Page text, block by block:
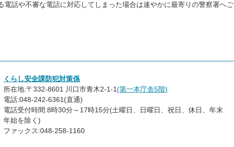
電話や不審な電話に対応してしまった場合は速やかに最寄りの警察署へご
くらし安全課防犯対策係
所在地:〒332-8601 川口市青木2-1-1(第一本庁舎5階)
電話:048-242-6361(直通)
電話受付時間:8時30分～17時15分(土曜日、日曜日、祝日、休日、年末
年始を除く)
ファックス:048-258-1160